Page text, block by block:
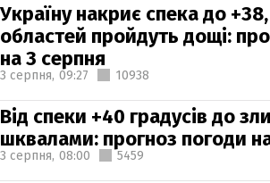
Україну накриє спека до
областей пройдуть дощі:
на 3 серпня
3 серпня, 09:27 10938
Від спеки +40 градусів до
шквалами: прогноз погоди
3 серпня, 08:00 5459